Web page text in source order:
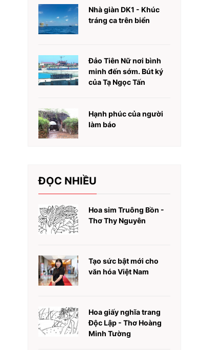
Nhà giàn DK1 - Khúc
tráng ca trên biển
Đảo Tiên Nữ nơi bình
minh đến sớm. Bút ký
của Tạ Ngọc Tấn
Hạnh phúc của người
làm báo
ĐỌC NHIỀU
Hoa sim Truông Bồn -
Thơ Thy Nguyên
Tạo sức bật mới cho
văn hóa Việt Nam
Hoa giấy nghĩa trang
Độc Lập - Thơ Hoàng
Minh Tường